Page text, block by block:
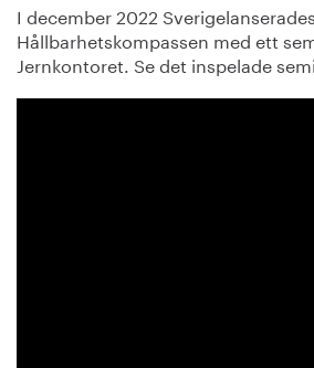
I december 2022 Sverigelanserades
Hållbarhetskompassen med ett
Jernkontoret. Se det inspelade